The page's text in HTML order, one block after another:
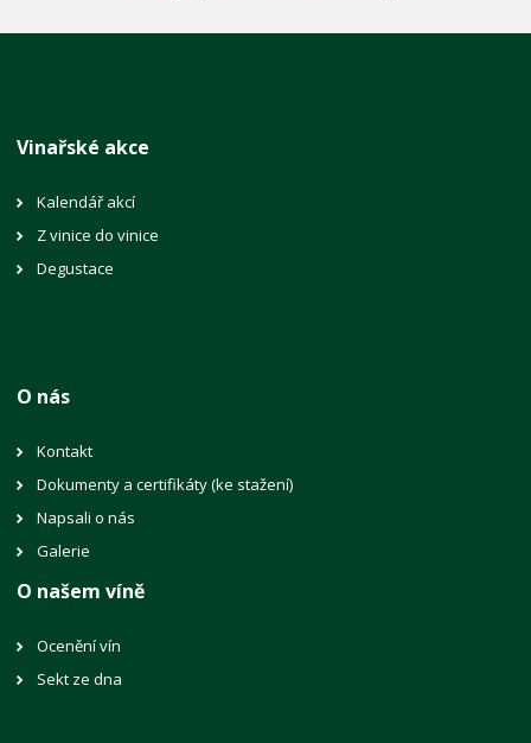
Vinařské akce
Kalendář akcí
Z vinice do vinice
Degustace
O nás
Kontakt
Dokumenty a certifikáty (ke stažení)
Napsali o nás
Galerie
O našem víně
Ocenění vín
Sekt ze dna